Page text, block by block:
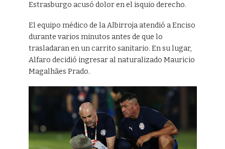
Estrasburgo acusó dolor en el isquio derecho.
El equipo médico de la Albirroja atendió a Enciso
durante varios minutos antes de que lo
trasladaran en un carrito sanitario. En su lugar,
Alfaro decidió ingresar al naturalizado Mauricio
Magalhães Prado.